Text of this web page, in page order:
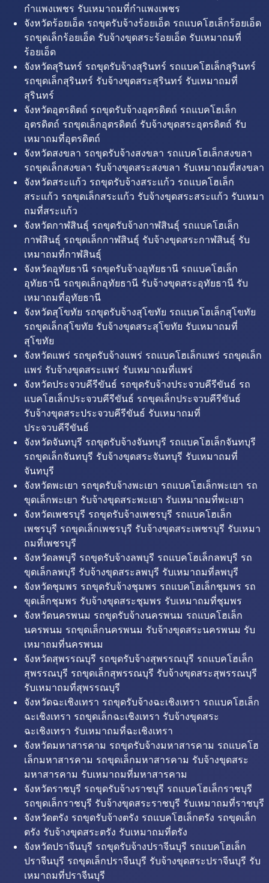
กำแพงเพชร รับเหมาถมที่กำแพงเพชร
จังหวัดร้อยเอ็ด รถขุดรับจ้างร้อยเอ็ด รถแบคโฮเล็กร้อยเอ็ด
รถขุดเล็กร้อยเอ็ด รับจ้างขุดสระร้อยเอ็ด รับเหมาถมที่
ร้อยเอ็ด
จังหวัดสุรินทร์ รถขุดรับจ้างสุรินทร์ รถแบคโฮเล็กสุรินทร์
รถขุดเล็กสุรินทร์ รับจ้างขุดสระสุรินทร์ รับเหมาถมที่
สุรินทร์
จังหวัดอุตรดิตถ์ รถขุดรับจ้างอุตรดิตถ์ รถแบคโฮเล็ก
อุตรดิตถ์ รถขุดเล็กอุตรดิตถ์ รับจ้างขุดสระอุตรดิตถ์ รับ
เหมาถมที่อุตรดิตถ์
จังหวัดสงขลา รถขุดรับจ้างสงขลา รถแบคโฮเล็กสงขลา
รถขุดเล็กสงขลา รับจ้างขุดสระสงขลา รับเหมาถมที่สงขลา
จังหวัดสระแก้ว รถขุดรับจ้างสระแก้ว รถแบคโฮเล็ก
สระแก้ว รถขุดเล็กสระแก้ว รับจ้างขุดสระสระแก้ว รับเหมา
ถมที่สระแก้ว
จังหวัดกาฬสินธุ์ รถขุดรับจ้างกาฬสินธุ์ รถแบคโฮเล็ก
กาฬสินธุ์ รถขุดเล็กกาฬสินธุ์ รับจ้างขุดสระกาฬสินธุ์ รับ
เหมาถมที่กาฬสินธุ์
จังหวัดอุทัยธานี รถขุดรับจ้างอุทัยธานี รถแบคโฮเล็ก
อุทัยธานี รถขุดเล็กอุทัยธานี รับจ้างขุดสระอุทัยธานี รับ
เหมาถมที่อุทัยธานี
จังหวัดสุโขทัย รถขุดรับจ้างสุโขทัย รถแบคโฮเล็กสุโขทัย
รถขุดเล็กสุโขทัย รับจ้างขุดสระสุโขทัย รับเหมาถมที่
สุโขทัย
จังหวัดแพร่ รถขุดรับจ้างแพร่ รถแบคโฮเล็กแพร่ รถขุดเล็ก
แพร่ รับจ้างขุดสระแพร่ รับเหมาถมที่แพร่
จังหวัดประจวบคีรีขันธ์ รถขุดรับจ้างประจวบคีรีขันธ์ รถ
แบคโฮเล็กประจวบคีรีขันธ์ รถขุดเล็กประจวบคีรีขันธ์
รับจ้างขุดสระประจวบคีรีขันธ์ รับเหมาถมที่
ประจวบคีรีขันธ์
จังหวัดจันทบุรี รถขุดรับจ้างจันทบุรี รถแบคโฮเล็กจันทบุรี
รถขุดเล็กจันทบุรี รับจ้างขุดสระจันทบุรี รับเหมาถมที่
จันทบุรี
จังหวัดพะเยา รถขุดรับจ้างพะเยา รถแบคโฮเล็กพะเยา รถ
ขุดเล็กพะเยา รับจ้างขุดสระพะเยา รับเหมาถมที่พะเยา
จังหวัดเพชรบุรี รถขุดรับจ้างเพชรบุรี รถแบคโฮเล็ก
เพชรบุรี รถขุดเล็กเพชรบุรี รับจ้างขุดสระเพชรบุรี รับเหมา
ถมที่เพชรบุรี
จังหวัดลพบุรี รถขุดรับจ้างลพบุรี รถแบคโฮเล็กลพบุรี รถ
ขุดเล็กลพบุรี รับจ้างขุดสระลพบุรี รับเหมาถมที่ลพบุรี
จังหวัดชุมพร รถขุดรับจ้างชุมพร รถแบคโฮเล็กชุมพร รถ
ขุดเล็กชุมพร รับจ้างขุดสระชุมพร รับเหมาถมที่ชุมพร
จังหวัดนครพนม รถขุดรับจ้างนครพนม รถแบคโฮเล็ก
นครพนม รถขุดเล็กนครพนม รับจ้างขุดสระนครพนม รับ
เหมาถมที่นครพนม
จังหวัดสุพรรณบุรี รถขุดรับจ้างสุพรรณบุรี รถแบคโฮเล็ก
สุพรรณบุรี รถขุดเล็กสุพรรณบุรี รับจ้างขุดสระสุพรรณบุรี
รับเหมาถมที่สุพรรณบุรี
จังหวัดฉะเชิงเทรา รถขุดรับจ้างฉะเชิงเทรา รถแบคโฮเล็ก
ฉะเชิงเทรา รถขุดเล็กฉะเชิงเทรา รับจ้างขุดสระ
ฉะเชิงเทรา รับเหมาถมที่ฉะเชิงเทรา
จังหวัดมหาสารคาม รถขุดรับจ้างมหาสารคาม รถแบคโฮ
เล็กมหาสารคาม รถขุดเล็กมหาสารคาม รับจ้างขุดสระ
มหาสารคาม รับเหมาถมที่มหาสารคาม
จังหวัดราชบุรี รถขุดรับจ้างราชบุรี รถแบคโฮเล็กราชบุรี
รถขุดเล็กราชบุรี รับจ้างขุดสระราชบุรี รับเหมาถมที่ราชบุรี
จังหวัดตรัง รถขุดรับจ้างตรัง รถแบคโฮเล็กตรัง รถขุดเล็ก
ตรัง รับจ้างขุดสระตรัง รับเหมาถมที่ตรัง
จังหวัดปราจีนบุรี รถขุดรับจ้างปราจีนบุรี รถแบคโฮเล็ก
ปราจีนบุรี รถขุดเล็กปราจีนบุรี รับจ้างขุดสระปราจีนบุรี รับ
เหมาถมที่ปราจีนบุรี